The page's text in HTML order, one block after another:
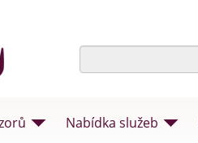
Nabídka služeb